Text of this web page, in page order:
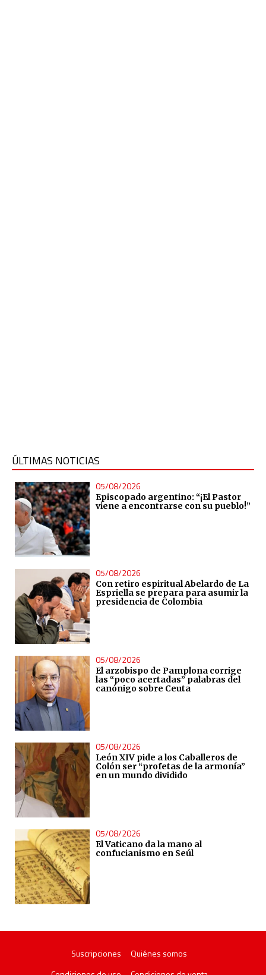
ÚLTIMAS NOTICIAS
05/08/2026
Episcopado argentino: “¡El Pastor
viene a encontrarse con su pueblo!”
05/08/2026
Con retiro espiritual Abelardo de La
Espriella se prepara para asumir la
presidencia de Colombia
05/08/2026
El arzobispo de Pamplona corrige
las “poco acertadas” palabras del
canónigo sobre Ceuta
05/08/2026
León XIV pide a los Caballeros de
Colón ser “profetas de la armonía”
en un mundo dividido
05/08/2026
El Vaticano da la mano al
confucianismo en Seúl
Suscripciones
Quiénes somos